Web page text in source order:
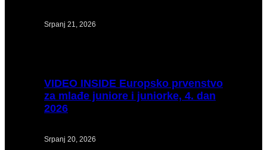
Srpanj 21, 2026
VIDEO INSIDE Europsko prvenstvo
za mlađe juniore i juniorke, 4. dan
2026
Srpanj 20, 2026